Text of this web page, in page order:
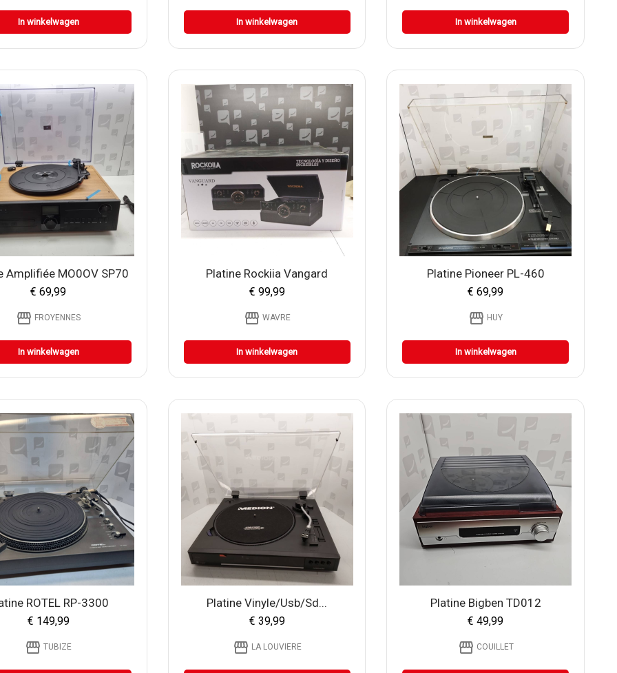
In winkelwagen In winkelwagen In winkelwagen
Amplifiée MO0OV SP70
€ 69,99
storefront FROYENNES
In winkelwagen
Platine Rockiia Vangard
€ 99,99
storefront WAVRE
In winkelwagen
Platine Pioneer PL-460
€ 69,99
storefront HUY
In winkelwagen
ROTEL RP-3300
€ 149,99
storefront TUBIZE
Platine Vinyle/usb/sd...
€ 39,99
storefront LA LOUVIERE
Platine Bigben TD012
€ 49,99
storefront COUILLET